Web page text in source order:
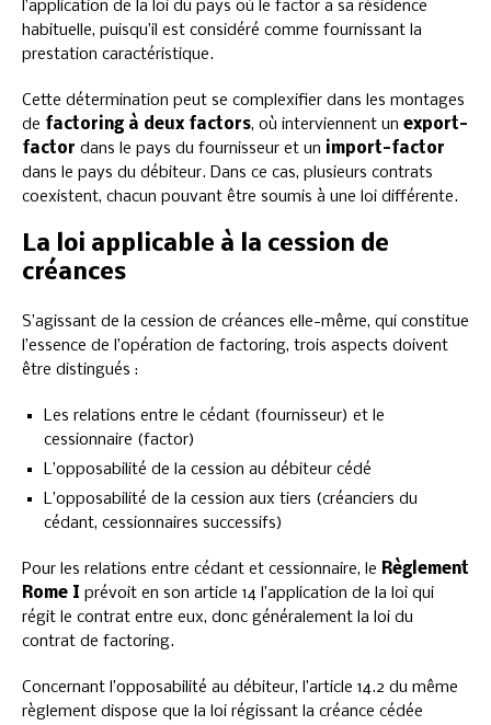
l’application de la loi du pays où le factor a sa résidence
habituelle, puisqu’il est considéré comme fournissant la
prestation caractéristique.
Cette détermination peut se complexifier dans les montages
de factoring à deux factors, où interviennent un export-
factor dans le pays du fournisseur et un import-factor
dans le pays du débiteur. Dans ce cas, plusieurs contrats
coexistent, chacun pouvant être soumis à une loi différente.
La loi applicable à la cession de
créances
S’agissant de la cession de créances elle-même, qui constitue
l’essence de l’opération de factoring, trois aspects doivent
être distingués :
Les relations entre le cédant (fournisseur) et le
cessionnaire (factor)
L’opposabilité de la cession au débiteur cédé
L’opposabilité de la cession aux tiers (créanciers du
cédant, cessionnaires successifs)
Pour les relations entre cédant et cessionnaire, le Règlement
Rome I prévoit en son article 14 l’application de la loi qui
régit le contrat entre eux, donc généralement la loi du
contrat de factoring.
Concernant l’opposabilité au débiteur, l’article 14.2 du même
règlement dispose que la loi régissant la créance cédée